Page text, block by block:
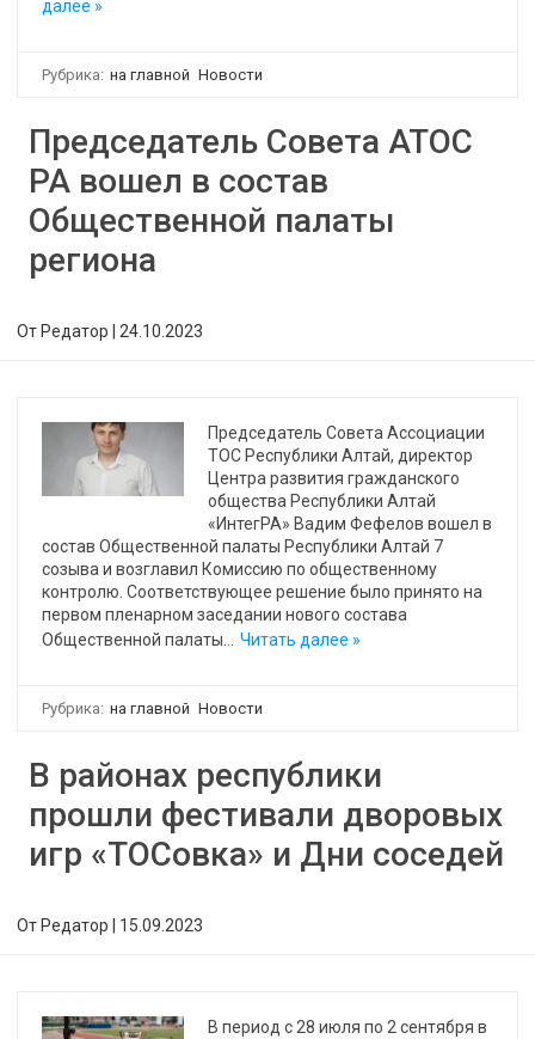
далее »
Рубрика: на главной Новости
Председатель Совета АТОС
РА вошел в состав
Общественной палаты
региона
От Редатор 24.10.2023
Председатель Совета Ассоциации
ТОС Республики Алтай, директор
Центра развития гражданского
общества Республики Алтай
«ИнтегРА» Вадим Фефелов вошел в
состав Общественной палаты Республики Алтай 7
созыва и возглавил Комиссию по общественному
контролю. Соответствующее решение было принято на
первом пленарном заседании нового состава
Общественной палаты…
Читать далее »
Рубрика: на главной Новости
В районах республики
прошли фестивали дворовых
игр «ТОСовка» и Дни соседей
От Редатор 15.09.2023
В период с 28 июля по 2 сентября в